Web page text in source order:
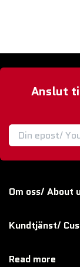
Anslut
Om oss/ About
Kundtjänst/
Read more